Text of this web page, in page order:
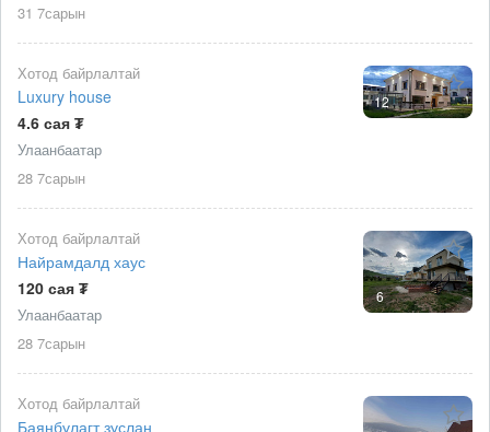
31 7сарын
12
Хотод байрлалтай
Luxury house
4.6 сая ₮
Улаанбаатар
28 7сарын
6
Хотод байрлалтай
Найрамдалд хаус
120 сая ₮
Улаанбаатар
28 7сарын
Хотод байрлалтай
Баянбулагт зуслан